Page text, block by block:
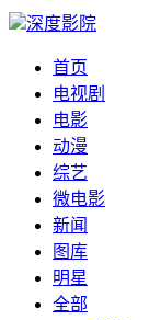
深度影院
首页
电视剧
电影
动漫
综艺
微电影
新闻
图库
明星
全部